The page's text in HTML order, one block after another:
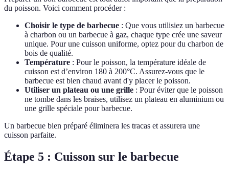
du poisson. Voici comment procéder :
Choisir le type de barbecue : Que vous utilisiez un barbecue
à charbon ou un barbecue à gaz, chaque type crée une saveur
unique. Pour une cuisson uniforme, optez pour du charbon de
bois de qualité.
Température : Pour le poisson, la température idéale de
cuisson est d’environ 180 à 200°C. Assurez-vous que le
barbecue est bien chaud avant d'y placer le poisson.
Utiliser un plateau ou une grille : Pour éviter que le poisson
ne tombe dans les braises, utilisez un plateau en aluminium ou
une grille spéciale pour barbecue.
Un barbecue bien préparé éliminera les tracas et assurera une
cuisson parfaite.
Étape 5 : Cuisson sur le barbecue